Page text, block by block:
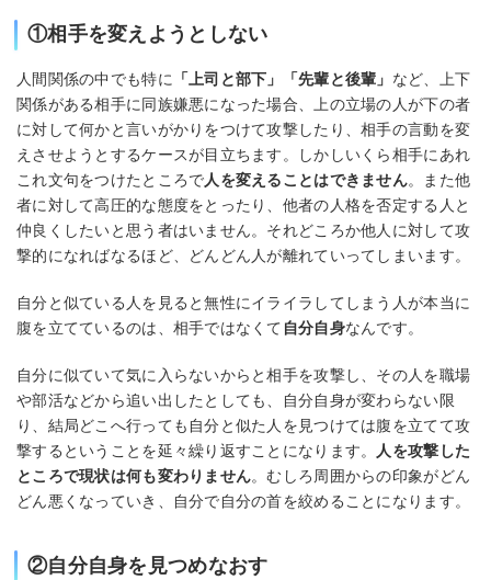
①相手を変えようとしない
人間関係の中でも特に 「上司と部下」「先輩と後輩」 など、上下
関係がある相手に同族嫌悪になった場合、上の立場の人が下の者
に対して何かと言いがかりをつけて攻撃したり、相手の言動を変
えさせようとするケースが目立ちます。しかしいくら相手にあれ
これ文句をつけたところで人を変えることはできません。また他
者に対して高圧的な態度をとったり、他者の人格を否定する人と
仲良くしたいと思う者はいません。それどころか他人に対して攻
撃的になればなるほど、どんどん人が離れていってしまいます。
自分と似ている人を見ると無性にイライラしてしまう人が本当に
腹を立てているのは、相手ではなくて 自分自身なんです。
自分に似ていて気に入らないからと相手を攻撃し、その人を職場
や部活などから追い出したとしても、自分自身が変わらない限
り、結局どこへ行っても自分と似た人を見つけては腹を立てて攻
撃するということを延々繰り返すことになります。
人を攻撃した
ところで現状は何も変わりません。むしろ周囲からの印象がどん
どん悪くなっていき、自分で自分の首を絞めることになります。
②自分自身を見つめなおす